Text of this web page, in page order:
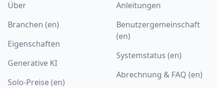
Über
Branchen (en)
Eigenschaften
Generative KI
Solo-Preise (en)
Anleitungen
Benutzergemeinschaft
(en)
Systemstatus (en)
Abrechnung & FAQ (en)